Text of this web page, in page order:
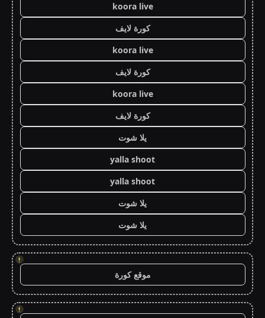
koora live
كورة لايف
koora live
كورة لايف
koora live
كورة لايف
يلا شوت
yalla shoot
yalla shoot
يلا شوت
يلا شوت
!
موقع كورة
!